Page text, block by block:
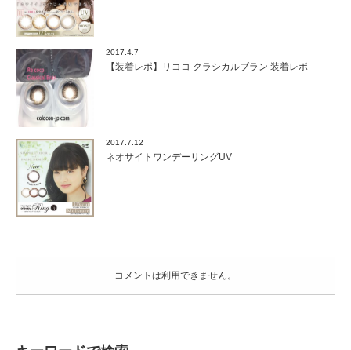
特
集
は
2017.4.7
【装着レポ】リココ クラシカルブラン 装着レポ
2017.7.12
ネオサイトワンデーリングUV
コメントは利用できません。